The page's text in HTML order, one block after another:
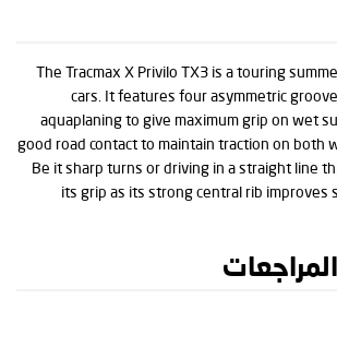
The Tracmax X Privilo TX3 is a touring
cars. It features four asymmetric
aquaplaning to give maximum grip on wet
good road contact to maintain traction on both
Be it sharp turns or driving in a straight line
its grip as its strong central rib improves